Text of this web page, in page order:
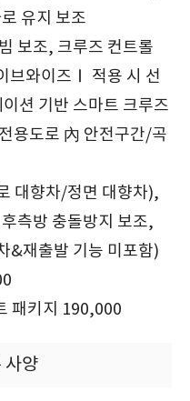
유지 보조
보조, 크루즈 컨트롤
브와이즈Ⅰ 적용 시 선
션 기반 스마트 크루즈
용도로 內 안전구간/곡
대향차/정면 대향차),
측방 충돌방지 보조,
&재출발 기능 미포함)
패키지 190,000
사양